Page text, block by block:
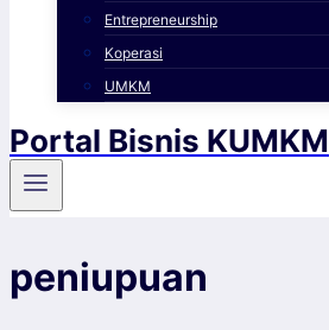
Entrepreneurship
Koperasi
UMKM
Portal Bisnis KUMKM
peniupuan